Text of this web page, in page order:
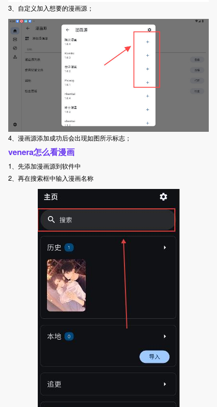
3、自定义加入想要的漫画源；
4、漫画源添加成功后会出现如图所示标志；
venera怎么看漫画
1、先添加漫画源到软件中
2、再在搜索框中输入漫画名称